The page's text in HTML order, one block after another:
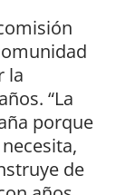
la
“La
porque
de